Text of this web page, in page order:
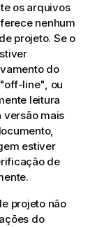
os arquivos
nenhum
projeto. Se o
do
line", ou
leitura
versão mais
estiver
de
projeto não
do